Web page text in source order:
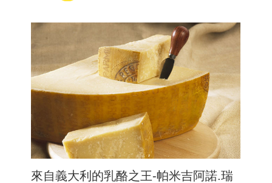
來自義大利的乳酪之王-帕米吉阿諾.瑞